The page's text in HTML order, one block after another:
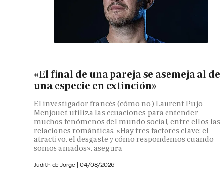
«El final de una pareja se asemeja al de
una especie en extinción»
El investigador francés (cómo no) Laurent Pujo-
Menjouet utiliza las ecuaciones para entender
muchos fenómenos del mundo social, entre ellos las
relaciones románticas. «Hay tres factores clave: el
atractivo, el desgaste y cómo respondemos cuando
somos amados», asegura
Judith de Jorge | 04/08/2026